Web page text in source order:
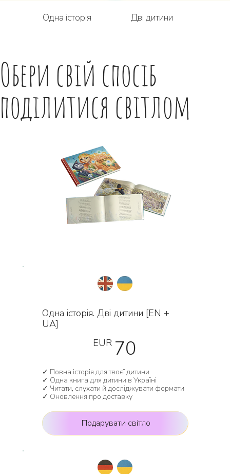
Одна історія Дві дитини
Обери свій спосіб
поділитися світлом
Одна історія. Дві дитини [EN +
UA]
EUR 70
✓ Повна історія для твоєї дитини
✓ Одна книга для дитини в Україні
✓ Читати, слухати й досліджувати формати
✓ Оновлення про доставку
Подарувати світло